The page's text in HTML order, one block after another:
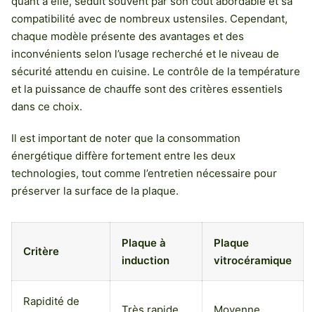
compatibilité avec de nombreux ustensiles. Cependant,
chaque modèle présente des avantages et des
inconvénients selon l’usage recherché et le niveau de
sécurité attendu en cuisine. Le contrôle de la température
et la puissance de chauffe sont des critères essentiels
dans ce choix.
Il est important de noter que la consommation
énergétique diffère fortement entre les deux
technologies, tout comme l’entretien nécessaire pour
préserver la surface de la plaque.
Critère
Plaque à
induction
Plaque
vitrocéramique
Rapidité de